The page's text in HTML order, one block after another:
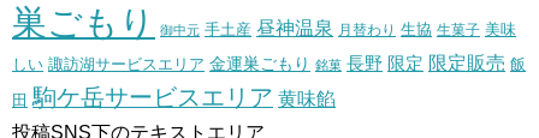
巣ごもり 御中元 手土産 昼神温泉 月替わり 生協 生菓子 美味
しい 諏訪湖サービスエリア 金運巣ごもり 銘菓 長野 限定 限定販売 飯
田 駒ケ岳サービスエリア 黄味餡
投稿SNS下のテキストエリア